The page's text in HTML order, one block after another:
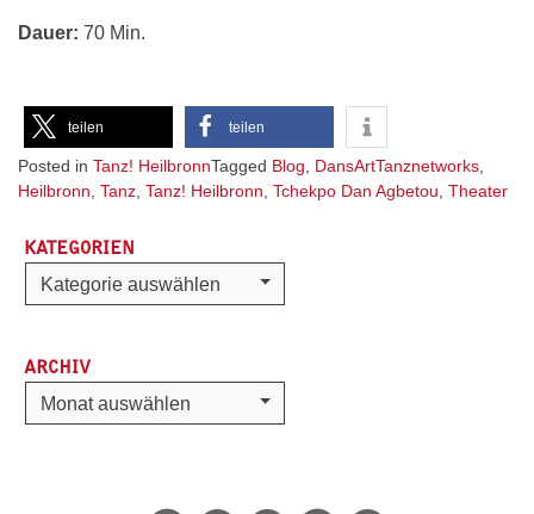
Dauer: 70 Min.
teilen teilen
Posted in Tanz! HeilbronnTagged Blog, DansArtTanznetworks,
Heilbronn, Tanz, Tanz! Heilbronn, Tchekpo Dan Agbetou, Theater
KATEGORIEN
Kategorien
Kategorie auswählen
ARCHIV
Archiv
Monat auswählen